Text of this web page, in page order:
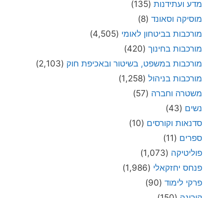
מדע ועתידנות (135)
מוסיקה וסאונד (8)
מורכבות בביטחון לאומי (4,505)
מורכבות בחינוך (420)
מורכבות במשפט, בשיטור ובאכיפת חוק (2,103)
מורכבות בניהול (1,258)
משטרה וחברה (57)
נשים (43)
סדנאות וקורסים (10)
ספרים (11)
פוליטיקה (1,073)
פנחס יחזקאלי (1,986)
פרקי לימוד (90)